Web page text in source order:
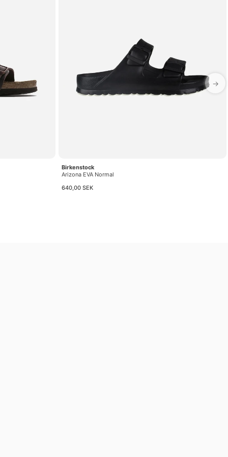
Birkenstock
Arizona EVA Normal
640,00 SEK
→